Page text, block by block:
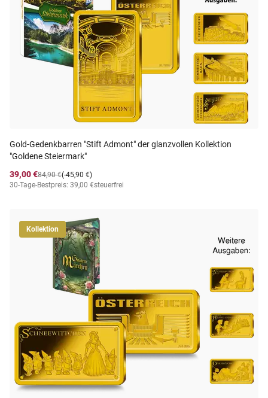
Gold-Gedenkbarren "Stift Admont" der glanzvollen Kollektion
"Goldene Steiermark"
39,00 €
(-45,90 €)
84,90 €
30-Tage-Bestpreis: 39,00 €steuerfrei
Kollektion